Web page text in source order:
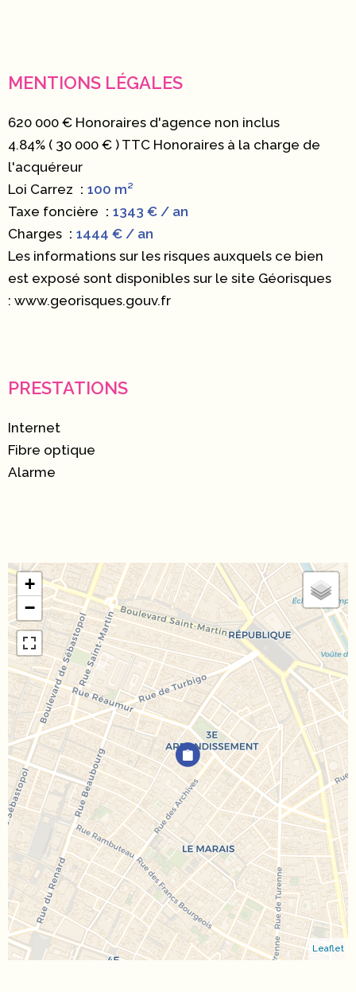
MENTIONS LÉGALES
620 000 € Honoraires d'agence non inclus
4.84% ( 30 000 € ) TTC Honoraires à la charge de
l'acquéreur
Loi Carrez
100 m²
Taxe foncière
1343 € / an
Charges
1444 € / an
Les informations sur les risques auxquels ce bien
est exposé sont disponibles sur le site Géorisques
: www.georisques.gouv.fr
PRESTATIONS
Internet
Fibre optique
Alarme
+
−
Leaflet